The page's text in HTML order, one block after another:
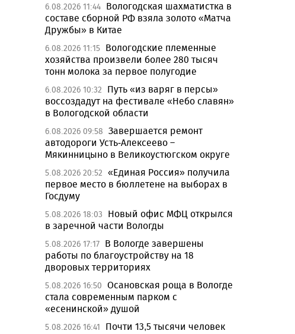
6.08.2026 11:44 Вологодская шахматистка в
составе сборной РФ взяла золото «Матча
Дружбы» в Китае
6.08.2026 11:15 Вологодские племенные
хозяйства произвели более 280 тысяч
тонн молока за первое полугодие
6.08.2026 10:32
Путь «из варяг в персы»
воссоздадут на фестивале «Небо славян»
в Вологодской области
6.08.2026 09:58 Завершается ремонт
автодороги Усть-Алексеево –
Мякинницыно в Великоустюгском округе
5.08.2026 20:52 «Единая Россия» получила
первое место в бюллетене на выборах в
Госдуму
5.08.2026 18:03
Новый офис МФЦ открылся
в заречной части Вологды
5.08.2026 17:17 В Вологде завершены
работы по благоустройству на 18
дворовых территориях
5.08.2026 16:50 Осановская роща в Вологде
стала современным парком с
«есенинской» душой
5.08.2026 16:41
Почти 13,5 тысячи человек